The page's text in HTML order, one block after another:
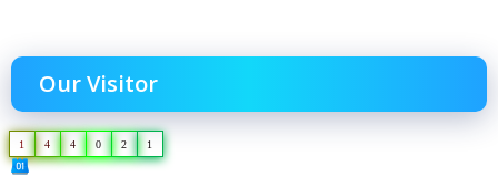
Our Visitor
1 4 4 0 2 1